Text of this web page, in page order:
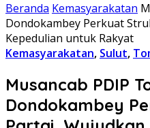
Beranda Kemasyarakatan
Dondokambey Perkuat
Kepedulian untuk Rakyat
Kemasyarakatan, Sulut,
Musancab PDIP
Dondokambey